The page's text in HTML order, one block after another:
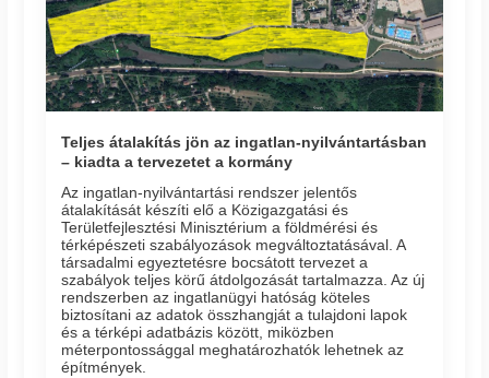
Teljes átalakítás jön az ingatlan-nyilvántartásban
– kiadta a tervezetet a kormány
Az ingatlan-nyilvántartási rendszer jelentős
átalakítását készíti elő a Közigazgatási és
Területfejlesztési Minisztérium a földmérési és
térképészeti szabályozások megváltoztatásával. A
társadalmi egyeztetésre bocsátott tervezet a
szabályok teljes körű átdolgozását tartalmazza. Az új
rendszerben az ingatlanügyi hatóság köteles
biztosítani az adatok összhangját a tulajdoni lapok
és a térképi adatbázis között, miközben
méterpontossággal meghatározhatók lehetnek az
építmények.